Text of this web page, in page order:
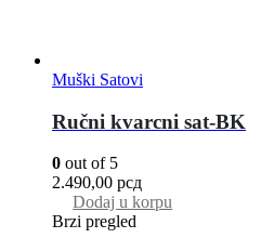
Muški Satovi
Ručni kvarcni sat-BK
0 out of 5
2.490,00 рсд
Dodaj u korpu
Brzi pregled